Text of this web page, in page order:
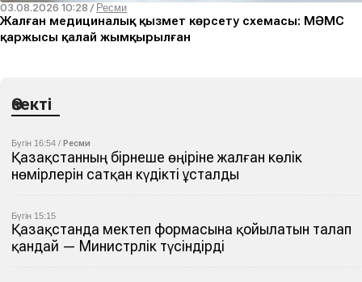
03.08.2026 10:28 / Ресми
Жалған медициналық қызмет көрсету схемасы: МӘМС
қаржысы қалай жымқырылған
Өзекті
Бүгін 16:54 / Ресми
Қазақстанның бірнеше өңіріне жалған көлік
нөмірлерін сатқан күдікті ұсталды
Бүгін 15:15
Қазақстанда мектеп формасына қойылатын талап
қандай — Министрлік түсіндірді